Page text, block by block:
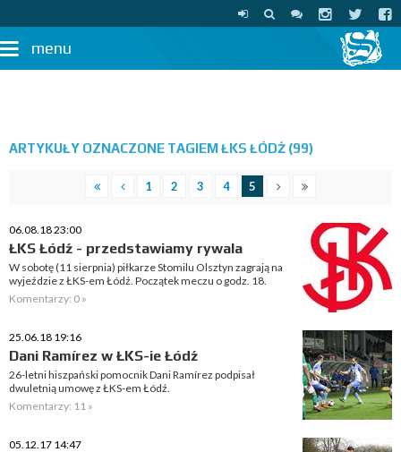
menu
ARTYKUŁY OZNACZONE TAGIEM ŁKS ŁÓDŹ (99)
1 2 3 4 5
06.08.18 23:00
ŁKS Łódź - przedstawiamy rywala
W sobotę (11 sierpnia) piłkarze Stomilu Olsztyn zagrają na
wyjeździe z ŁKS-em Łódź. Początek meczu o godz. 18.
Komentarzy: 0 »
25.06.18 19:16
Dani Ramírez w ŁKS-ie Łódź
26-letni hiszpański pomocnik Dani Ramírez podpisał
dwuletnią umowę z ŁKS-em Łódź.
Komentarzy: 11 »
05.12.17 14:47